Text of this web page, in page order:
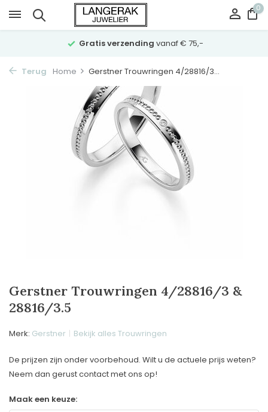
0
Gratis verzending vanaf € 75,-
Terug Home Gerstner Trouwringen 4/28816/3...
Gerstner Trouwringen 4/28816/3 &
28816/3.5
Merk: Gerstner Bekijk alles Trouwringen
De prijzen zijn onder voorbehoud. Wilt u de actuele prijs weten?
Neem dan gerust contact met ons op!
Maak een keuze: